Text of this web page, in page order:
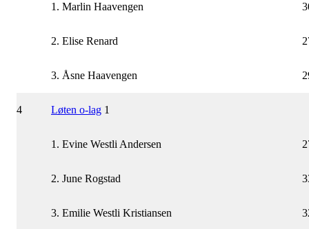
1. Marlin Haavengen
2. Elise Renard
3. Åsne Haavengen
4 Løten o-lag 1
1. Evine Westli Andersen
2. June Rogstad
3. Emilie Westli Kristiansen